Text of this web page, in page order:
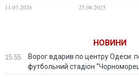
ЄС до 2030 року є
11.03.2026
пропонує рішення
25.08.2025
НОВИНИ
15:55
Ворог вдарив по центру Одеси:
футбольний стадіон